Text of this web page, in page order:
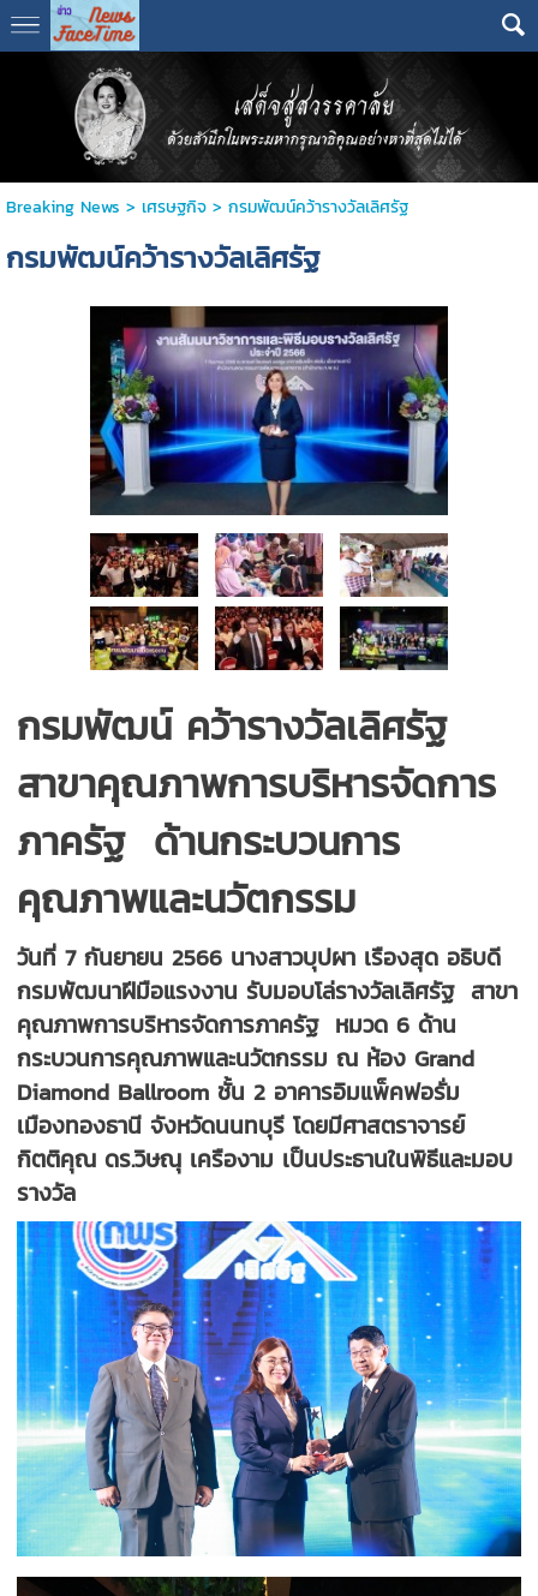
Breaking News > เศรษฐกิจ> กรมพัฒน์คว้ารางวัลเลิศรัฐ
กรมพัฒน์คว้ารางวัลเลิศรัฐ
กรมพัฒน์ คว้ารางวัลเลิศรัฐ
สาขาคุณภาพการบริหารจัดการ
ภาครัฐ ด้านกระบวนการ
คุณภาพและนวัตกรรม
วันที่ 7 กันยายน 2566 นางสาวบุปผา เรืองสุด อธิบดี
กรมพัฒนาฝีมือแรงงาน รับมอบโล่รางวัลเลิศรัฐ สาขา
คุณภาพการบริหารจัดการภาครัฐ หมวด 6 ด้าน
กระบวนการคุณภาพและนวัตกรรม ณ ห้อง Grand
Diamond Ballroom ชั้น 2 อาคารอิมแพ็คฟอรั่ม
เมืองทองธานี จังหวัดนนทบุรี โดยมีศาสตราจารย์
กิตติคุณ ดร.วิษณุ เครืองาม เป็นประธานในพิธีและมอบ
รางวัล